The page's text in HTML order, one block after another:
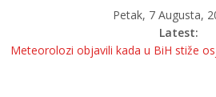
Petak, 7 Augusta,
Latest:
Meteorolozi objavili kada u BiH stiže